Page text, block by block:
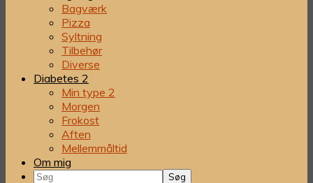
Bagværk
Pizza
Syltning
Tilbehør
Diverse
Diabetes 2
Min type 2
Morgen
Frokost
Aften
Mellemmåltid
Om mig
Søg